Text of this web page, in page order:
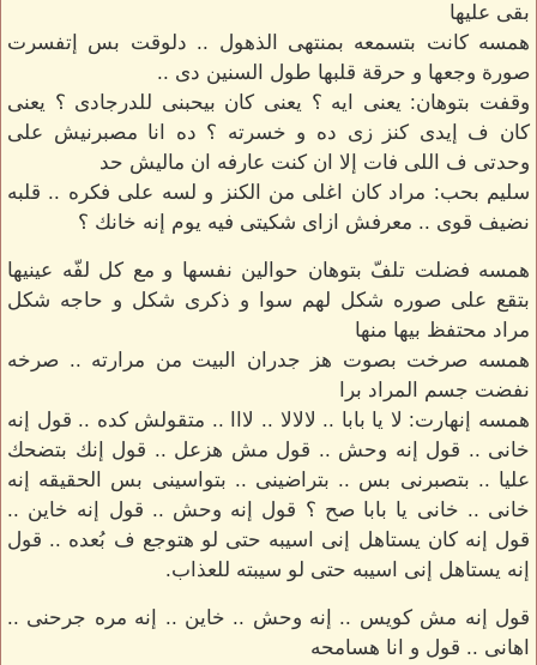
بقى عليها
همسه كانت بتسمعه بمنتهى الذهول .. دلوقت بس إتفسرت
صورة وجعها و حرقة قلبها طول السنين دى ..
وقفت بتوهان: يعنى ايه ؟ يعنى كان بيحبنى للدرجادى ؟ يعنى
كان ف إيدى كنز زى ده و خسرته ؟ ده انا مصبرنيش على
وحدتى ف اللى فات إلا ان كنت عارفه ان ماليش حد
سليم بحب: مراد كان اغلى من الكنز و لسه على فكره .. قلبه
نضيف قوى .. معرفش ازاى شكيتى فيه يوم إنه خانك ؟
همسه فضلت تلفّ بتوهان حوالين نفسها و مع كل لفّه عينيها
بتقع على صوره شكل لهم سوا و ذكرى شكل و حاجه شكل
مراد محتفظ بيها منها
همسه صرخت بصوت هز جدران البيت من مرارته .. صرخه
نفضت جسم المراد برا
همسه إنهارت: لا يا بابا .. لالالا .. لااا .. متقولش كده .. قول إنه
خانى .. قول إنه وحش .. قول مش هزعل .. قول إنك بتضحك
عليا .. بتصبرنى بس .. بتراضينى .. بتواسينى بس الحقيقه إنه
خانى .. خانى يا بابا صح ؟ قول إنه وحش .. قول إنه خاين ..
قول إنه كان يستاهل إنى اسيبه حتى لو هتوجع ف بُعده .. قول
إنه يستاهل إنى اسيبه حتى لو سيبته للعذاب.
قول إنه مش كويس .. إنه وحش .. خاين .. إنه مره جرحنى ..
اهانى .. قول و انا هسامحه